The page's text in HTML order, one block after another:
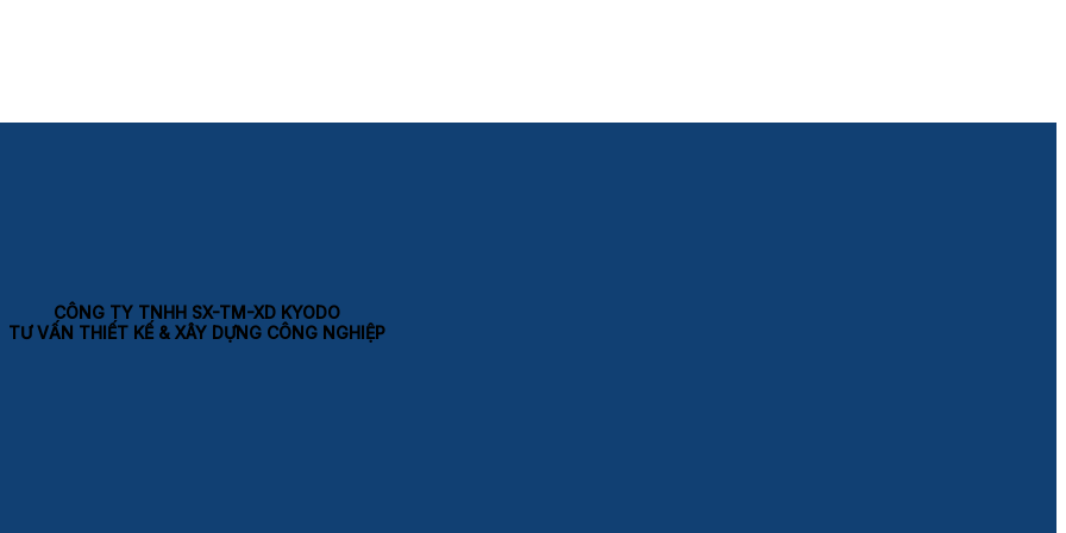
CÔNG TY TNHH SX-TM-XD KYODO
TƯ VẤN THIẾT KẾ & XÂY DỰNG CÔNG NGHIỆP